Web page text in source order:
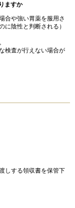
ますか
合や強い胃薬を服用さ
に陰性と判断される）
検査が行えない場合が
しする領収書を保管下